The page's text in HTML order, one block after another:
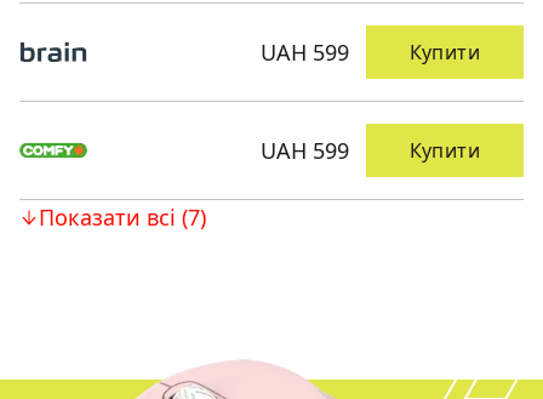
UAH 599 Купити
UAH 599 Купити
Показати всі (7)